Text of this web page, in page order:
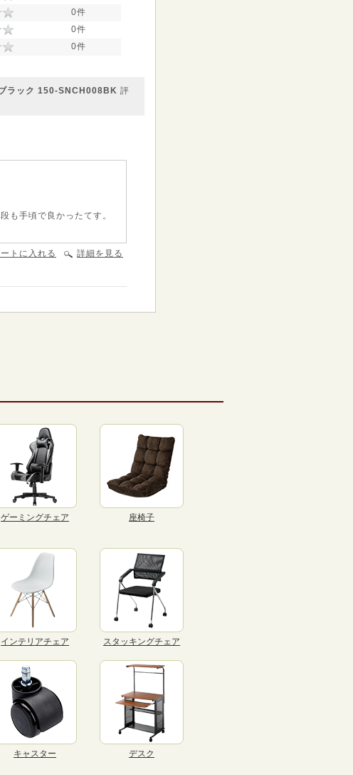
0件
0件
0件
ラック 150-SNCH008BK 評
も手頃で良かったてす。
詳細を見る
トに入れる
ゲーミングチェア 座椅子
インテリアチェア スタッキングチェア
キャスター デスク